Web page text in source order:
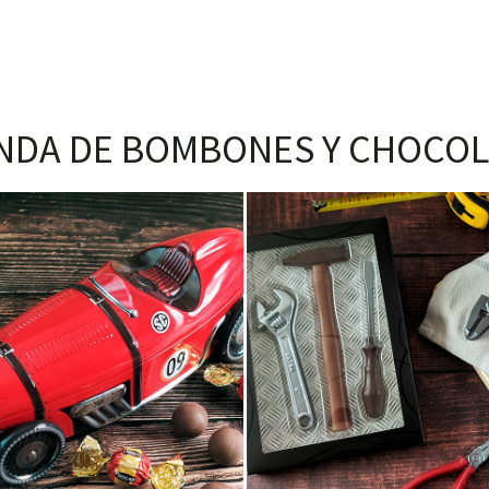
DE BOMBONES Y